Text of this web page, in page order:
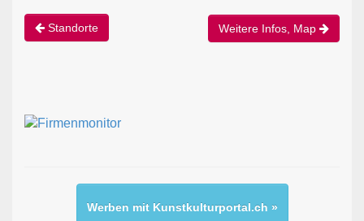
Standorte Weitere Infos, Map
Werben mit Kunstkulturportal.ch »